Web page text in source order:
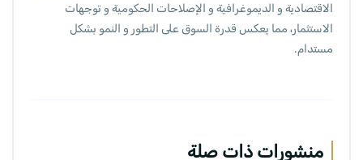
الاقتصادية و الديموغرافية و الإصلاحات الحكومية و توجهات
الاستثمار، مما يعكس قدرة السوق على التطور و النمو بشكل
مستدام.
منشورات ذات صلة